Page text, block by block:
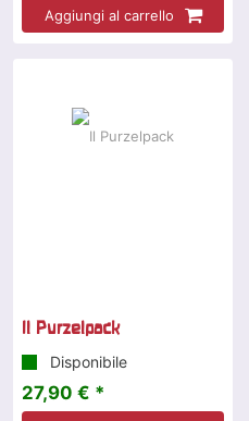
Aggiungi al carrello
Il Purzelpack
Disponibile
27,90 € *